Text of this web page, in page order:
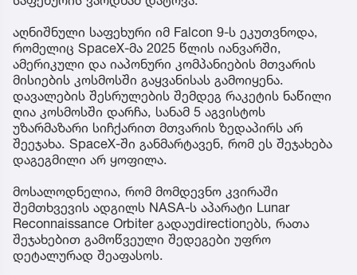
აღნიშნული საფეხური იმ Falcon 9-ს ეკუთვნოდა,
რომელიც SpaceX-მა 2025 წლის იანვარში,
ამერიკული და იაპონური კომპანიების მთვარის
მისიების კოსმოსში გაყვანისას გამოიყენა.
დავალების შესრულების შემდეგ რაკეტის ნაწილი
ღია კოსმოსში დარჩა, სანამ 5 აგვისტოს
უზარმაზარი სიჩქარით მთვარის ზედაპირს არ
შეეჯახა. SpaceX-ში განმარტავენ, რომ ეს შეჯახება
დაგეგმილი არ ყოფილა.
მოსალოდნელია, რომ მომდევნო კვირაში
შემთხვევის ადგილს NASA-ს აპარატი Lunar
Reconnaissance Orbiter გადაუdirectionებს, რათა
შეჯახებით გამოწვეული შედეგები უფრო
დეტალურად შეაფასოს.